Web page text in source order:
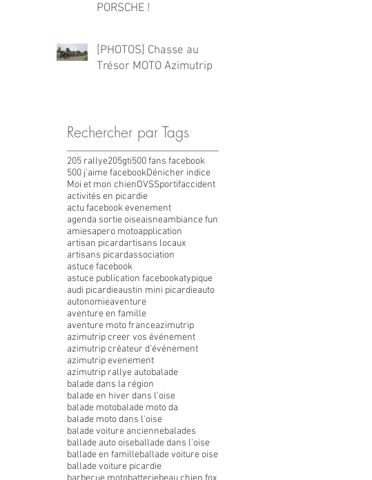
PORSCHE !
[PHOTOS] Chasse au
Trésor MOTO Azimutrip
Rechercher par Tags
205 rallye205gti500 fans facebook
500 j'aime facebookDénicher indice
Moi et mon chienOVSSportifaccident
activités en picardie
actu facebook evenement
agenda sortie oiseaisneambiance fun
amiesapero motoapplication
artisan picardartisans locaux
artisans picardassociation
astuce facebook
astuce publication facebookatypique
audi picardieaustin mini picardieauto
autonomieaventure
aventure en famille
aventure moto franceazimutrip
azimutrip creer vos événement
azimutrip créateur d'événement
azimutrip evenement
azimutrip rallye autobalade
balade dans la région
balade en hiver dans l'oise
balade motobalade moto da
balade moto dans l'oise
balade voiture anciennebalades
ballade auto oiseballade dans l'oise
ballade en familleballade voiture oise
ballade voiture picardie